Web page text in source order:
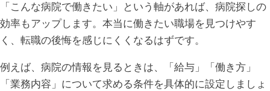
「こんな病院で働きたい」という軸があれば、病院探しの
効率もアップします。本当に働きたい職場を見つけやす
く、転職の後悔を感じにくくなるはずです。
例えば、病院の情報を見るときは、「給与」「働き方」
「業務内容」について求める条件を具体的に設定しましょ